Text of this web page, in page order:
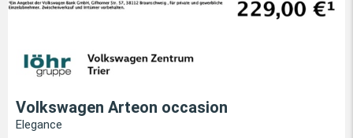
Volkswagen Arteon occasion
Elegance